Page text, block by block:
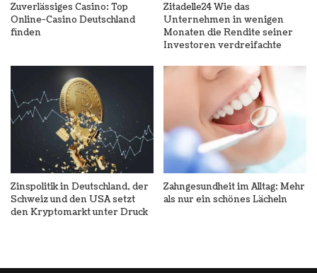
Zuverlässiges Casino: Top
Online-Casino Deutschland
finden
Zitadelle24 Wie das
Unternehmen in wenigen
Monaten die Rendite seiner
Investoren verdreifachte
Zinspolitik in Deutschland, der
Schweiz und den USA setzt
den Kryptomarkt unter Druck
Zahngesundheit im Alltag: Mehr
als nur ein schönes Lächeln